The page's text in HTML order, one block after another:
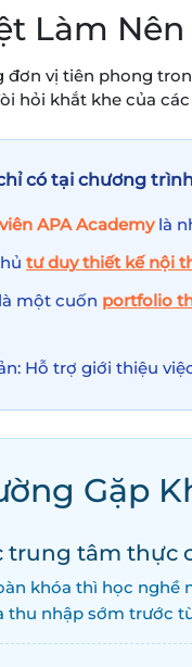
Làm
đơn vị tiên phong
hỏi khắt khe của
có tại chương
APA Academylà
tư duy thiết kế nội
một cuốn portfolio
Hỗ trợ giới thiệu
Gặp
trung tâm thực
khóa thì học nghề
thu nhập sớm trước